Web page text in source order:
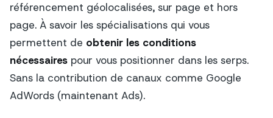
référencement géolocalisées, sur page et hors
page. À savoir les spécialisations qui vous
permettent de obtenir les conditions
nécessaires pour vous positionner dans les serps.
Sans la contribution de canaux comme Google
AdWords (maintenant Ads).